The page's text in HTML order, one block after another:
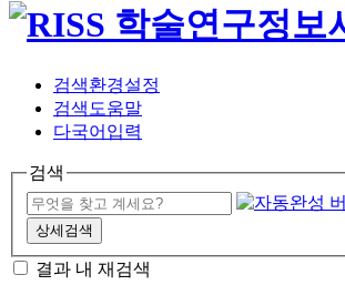
검색환경설정
검색도움말
다국어입력
검색
상세검색
결과 내 재검색